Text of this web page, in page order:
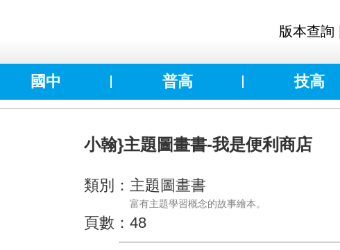
版本查詢
國中 普高 技高
小翰}主題圖畫書-我是便利商店
類別：主題圖畫書
富有主題學習概念的故事繪本。
頁數：48